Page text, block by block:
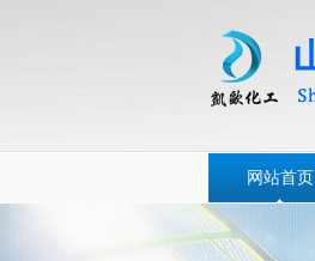
网站首页